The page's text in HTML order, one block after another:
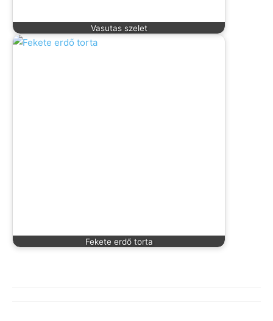
Vasutas szelet
Fekete erdő torta